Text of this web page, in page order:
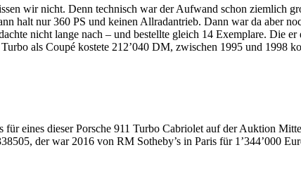
wir nicht. Denn technisch war der Aufwand schon ziemlich
halt nur 360 PS und keinen Allradantrieb. Dann war da aber
nicht lange nach – und bestellte gleich 14 Exemplare. Die
als Coupé kostete 212’040 DM, zwischen 1995 und 1998
eines dieser Porsche 911 Turbo Cabriolet auf der Auktion
der war 2016 von RM Sotheby’s in Paris für 1’344’000